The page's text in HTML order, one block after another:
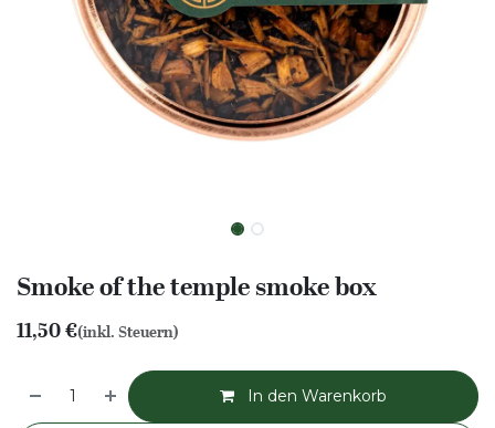
Smoke of the temple smoke box
11,50€(inkl. Steuern)
In den Warenkorb